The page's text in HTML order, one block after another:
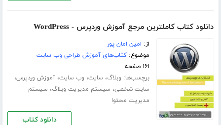
دانلود کتاب کاملترین مرجع آموزش وردپرس - WordPress
از: امین امان پور
موضوع:کتاب‌های آموزش طراحی وب سایت
۱۶۱ صفحه
برچسب‌ها: وبلاگ، سایت، وب سایت،آموزش وردپرس،
سایت شخصی، سیستم مدیریت وبلاگ، سیستم
مدیریت محتوا
دانلود کتاب